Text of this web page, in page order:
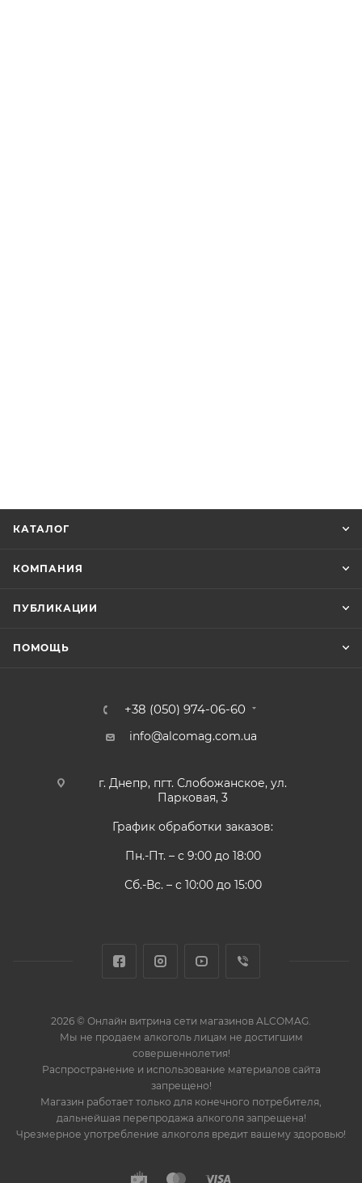
КАТАЛОГ
КОМПАНИЯ
ПУБЛИКАЦИИ
ПОМОЩЬ
+38 (050) 974-06-60
info@alcomag.com.ua
г. Днепр, пгт. Слобожанское, ул.
Парковая, 3
График обработки заказов:
Пн.-Пт. – с 9:00 до 18:00
Сб.-Вс. – с 10:00 до 15:00
2026 © Онлайн витрина сети магазинов ALCOMAG.
Мы не продаем алкоголь лицам не достигшим
совершеннолетия!
Распространение и использование материалов сайта
запрещено!
Магазин работает только для конечного потребителя,
дальнейшая перепродажа алкоголя запрещена!
Чрезмерное употребление алкоголя вредит вашему здоровью!